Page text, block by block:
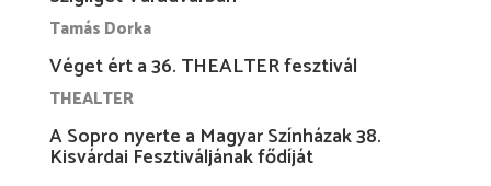
Tamás Dorka
Véget ért a 36. THEALTER fesztivál
THEALTER
A Sopro nyerte a Magyar Színházak 38.
Kisvárdai Fesztiváljának fődíját